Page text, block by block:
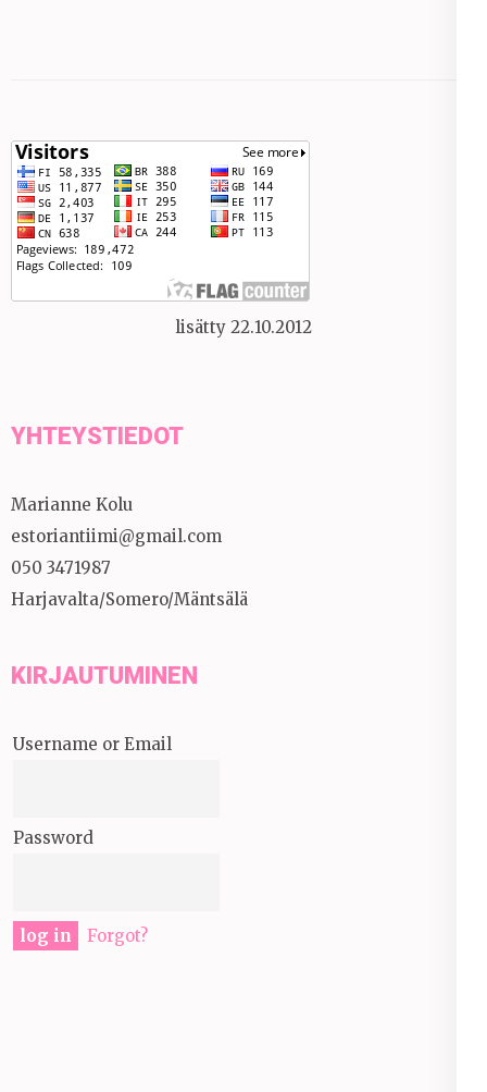
lisätty 22.10.2012
YHTEYSTIEDOT
Marianne Kolu
estoriantiimi@gmail.com
050 3471987
Harjavalta/Somero/Mäntsälä
KIRJAUTUMINEN
Username or Email
Password
Forgot?